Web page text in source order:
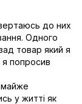
до них
Одного
товар який я
я попросив
майже
у житті як